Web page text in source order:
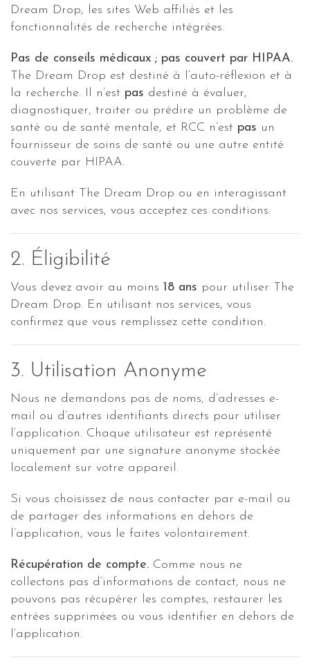
Dream Drop, les sites Web affiliés et les
fonctionnalités de recherche intégrées.
Pas de conseils médicaux ; pas couvert par HIPAA.
The Dream Drop est destiné à l’auto-réflexion et à
la recherche. Il n’est pas destiné à évaluer,
diagnostiquer, traiter ou prédire un problème de
santé ou de santé mentale, et RCC n’est pas un
fournisseur de soins de santé ou une autre entité
couverte par HIPAA.
En utilisant The Dream Drop ou en interagissant
avec nos services, vous acceptez ces conditions.
2. Éligibilité
Vous devez avoir au moins 18 ans pour utiliser The
Dream Drop. En utilisant nos services, vous
confirmez que vous remplissez cette condition.
3. Utilisation Anonyme
Nous ne demandons pas de noms, d’adresses e-
mail ou d’autres identifiants directs pour utiliser
l’application. Chaque utilisateur est représenté
uniquement par une signature anonyme stockée
localement sur votre appareil.
Si vous choisissez de nous contacter par e-mail ou
de partager des informations en dehors de
l’application, vous le faites volontairement.
Récupération de compte. Comme nous ne
collectons pas d’informations de contact, nous ne
pouvons pas récupérer les comptes, restaurer les
entrées supprimées ou vous identifier en dehors de
l’application.